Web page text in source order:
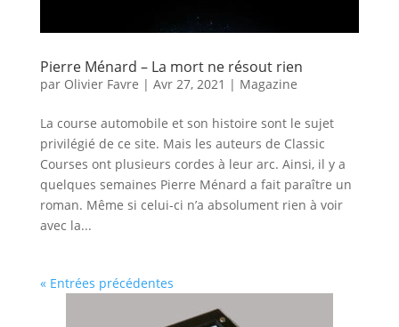
Pierre Ménard – La mort ne résout rien
par Olivier Favre | Avr 27, 2021 | Magazine
La course automobile et son histoire sont le sujet
privilégié de ce site. Mais les auteurs de Classic
Courses ont plusieurs cordes à leur arc. Ainsi, il y a
quelques semaines Pierre Ménard a fait paraître un
roman. Même si celui-ci n’a absolument rien à voir
avec la...
« Entrées précédentes